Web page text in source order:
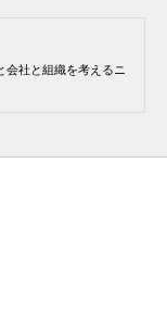
会社と組織を考えるニ